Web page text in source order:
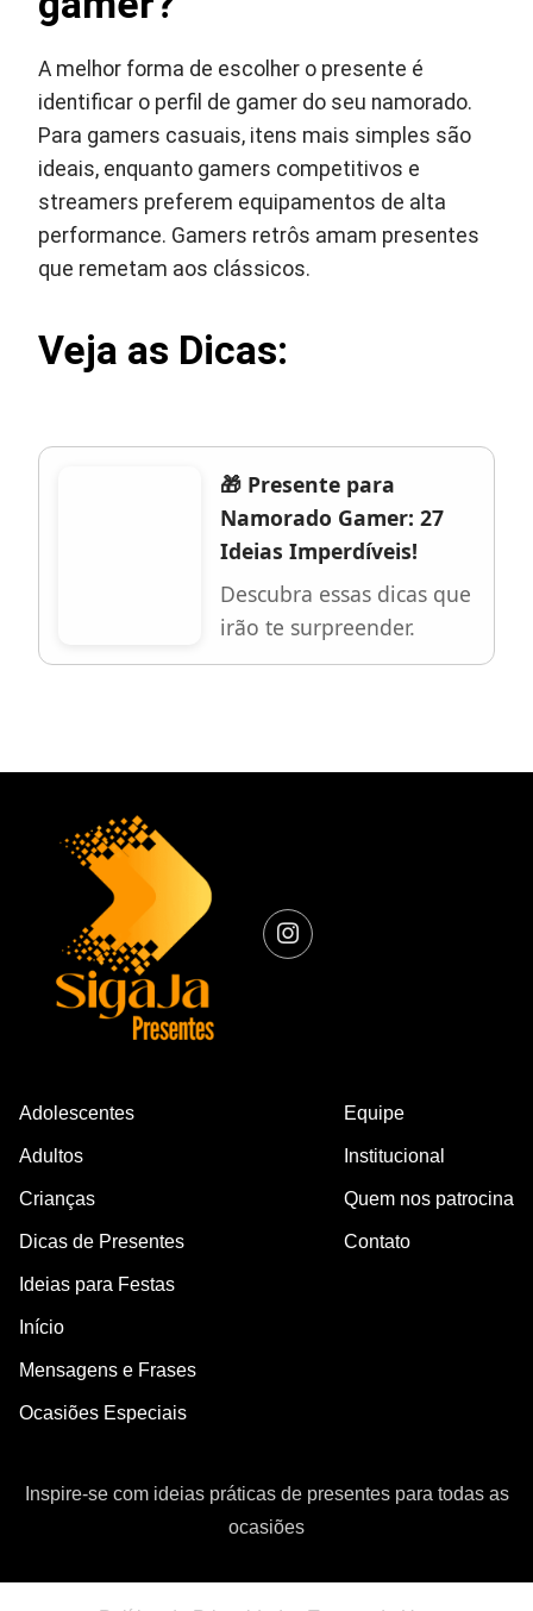
A melhor forma de escolher o presente é
identificar o perfil de gamer do seu namorado.
Para gamers casuais, itens mais simples são
ideais, enquanto gamers competitivos e
streamers preferem equipamentos de alta
performance. Gamers retrôs amam presentes
que remetam aos clássicos.
Veja as Dicas:
🎁 Presente para
Namorado Gamer: 27
Ideias Imperdíveis!
Descubra essas dicas que
irão te surpreender.
Adolescentes
Adultos
Crianças
Dicas de Presentes
Ideias para Festas
Início
Mensagens e Frases
Ocasiões Especiais
Equipe
Institucional
Quem nos patrocina
Contato
Inspire-se com ideias práticas de presentes para todas as
ocasiões